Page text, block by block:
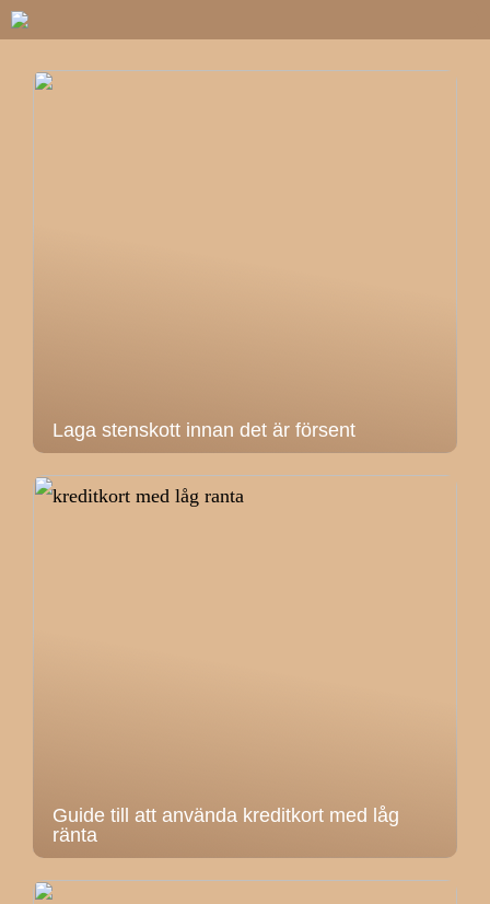
Laga stenskott innan det är försent
Guide till att använda kreditkort med låg
ränta